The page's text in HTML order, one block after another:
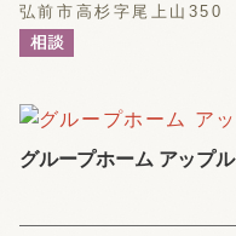
弘前市高杉字尾上山350
グループホーム アップル